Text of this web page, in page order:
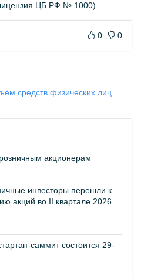
ЦБ РФ № 1000)
0 0
средств физических лиц
акционерам
инвесторы перешли к
акций во II квартале 2026
саммит состоится 29-